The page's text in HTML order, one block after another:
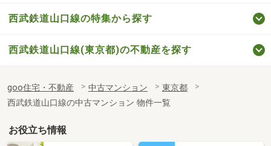
西武鉄道山口線の特集から探す
西武鉄道山口線(東京都)の不動産を探す
goo住宅・不動産 中古マンション
東京都
西武鉄道山口線の中古マンション 物件一覧
お役立ち情報